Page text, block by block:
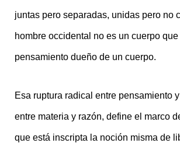
juntas pero separadas, unidas pero no
hombre occidental no es un cuerpo
pensamiento dueño de un cuerpo.
Esa ruptura radical entre pensamiento
entre materia y razón, define el marco
que está inscripta la noción misma de